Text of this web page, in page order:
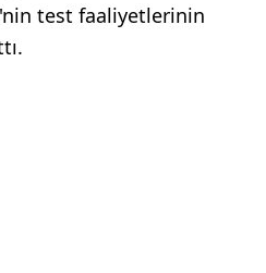
test faaliyetlerinin